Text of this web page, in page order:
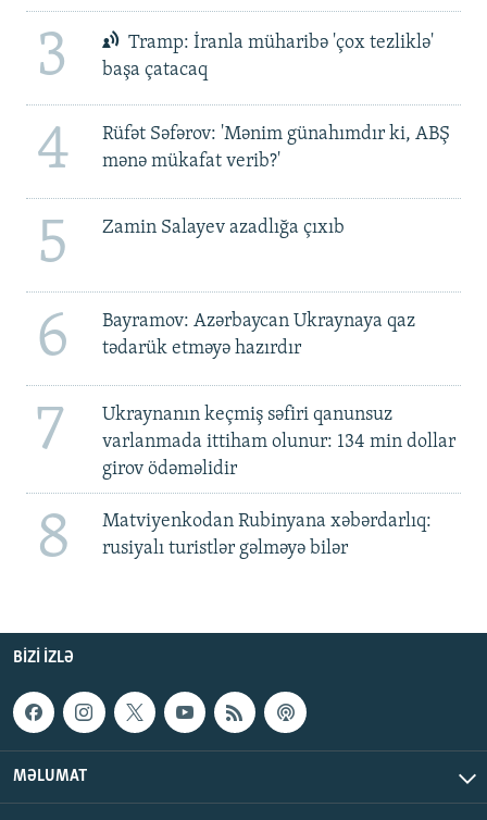
3
Tramp: İranla müharibə 'çox tezliklə'
başa çatacaq
4
Rüfət Səfərov: 'Mənim günahımdır ki, ABŞ
mənə mükafat verib?'
5 Zamin Salayev azadlığa çıxıb
6
Bayramov: Azərbaycan Ukraynaya qaz
tədarük etməyə hazırdır
7
Ukraynanın keçmiş səfiri qanunsuz
varlanmada ittiham olunur: 134 min dollar
girov ödəməlidir
8
Matviyenkodan Rubinyana xəbərdarlıq:
rusiyalı turistlər gəlməyə bilər
BIZI IZLƏ
MƏLUMAT